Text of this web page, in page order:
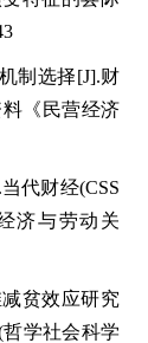
制选择[J].财
料《民营经济
代财经(CSS
济与劳动关
贫效应研究
学社会科学